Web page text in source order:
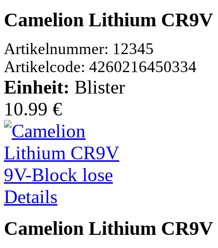
Camelion Lithium
Artikelnummer: 12345
Artikelcode: 4260216450334
Einheit: Blister
10.99 €
Details
Camelion Lithium CR9V